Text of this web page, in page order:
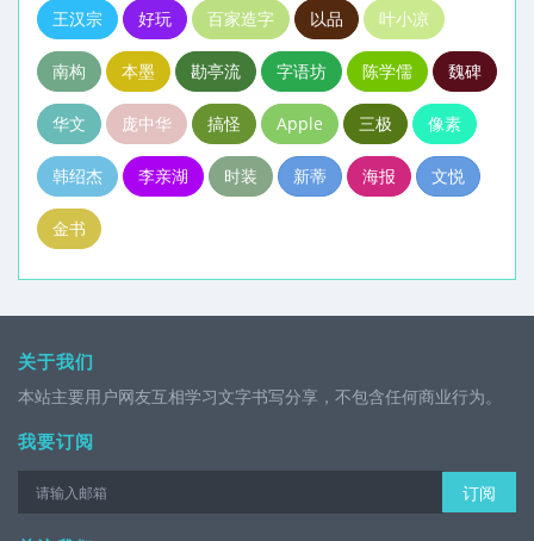
王汉宗 好玩 百家造字 以品 叶小凉
南构 本墨 勘亭流 字语坊 陈学儒 魏碑
华文 庞中华 搞怪 Apple 三极 像素
韩绍杰 李亲湖 时装 新蒂 海报 文悦
金书
关于我们
本站主要用户网友互相学习文字书写分享，不包含任何商业行为。
我要订阅
订阅